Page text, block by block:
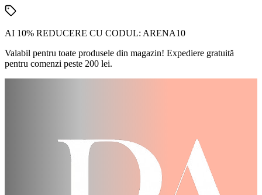
AI 10% REDUCERE CU CODUL: ARENA10
Valabil pentru toate produsele din magazin! Expediere gratuită
pentru comenzi peste 200 lei.